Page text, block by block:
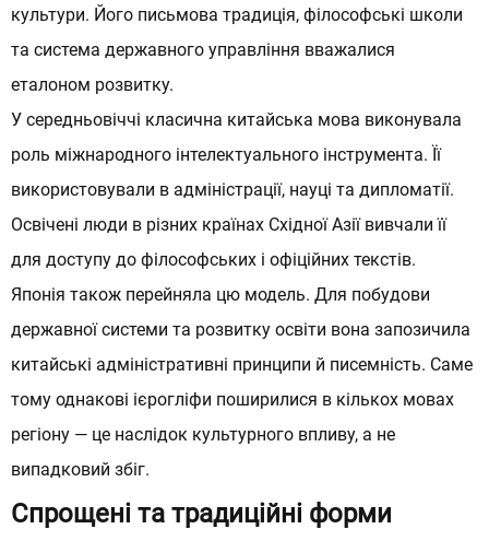
культури. Його письмова традиція, філософські школи
та система державного управління вважалися
еталоном розвитку.
У середньовіччі класична китайська мова виконувала
роль міжнародного інтелектуального інструмента. Її
використовували в адміністрації, науці та дипломатії.
Освічені люди в різних країнах Східної Азії вивчали її
для доступу до філософських і офіційних текстів.
Японія також перейняла цю модель. Для побудови
державної системи та розвитку освіти вона запозичила
китайські адміністративні принципи й писемність. Саме
тому однакові ієрогліфи поширилися в кількох мовах
регіону — це наслідок культурного впливу, а не
випадковий збіг.
Спрощені та традиційні форми